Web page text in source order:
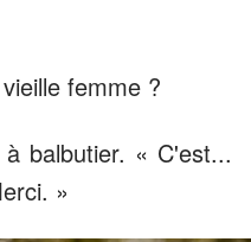
femme ?
balbutier. « C'est...
»